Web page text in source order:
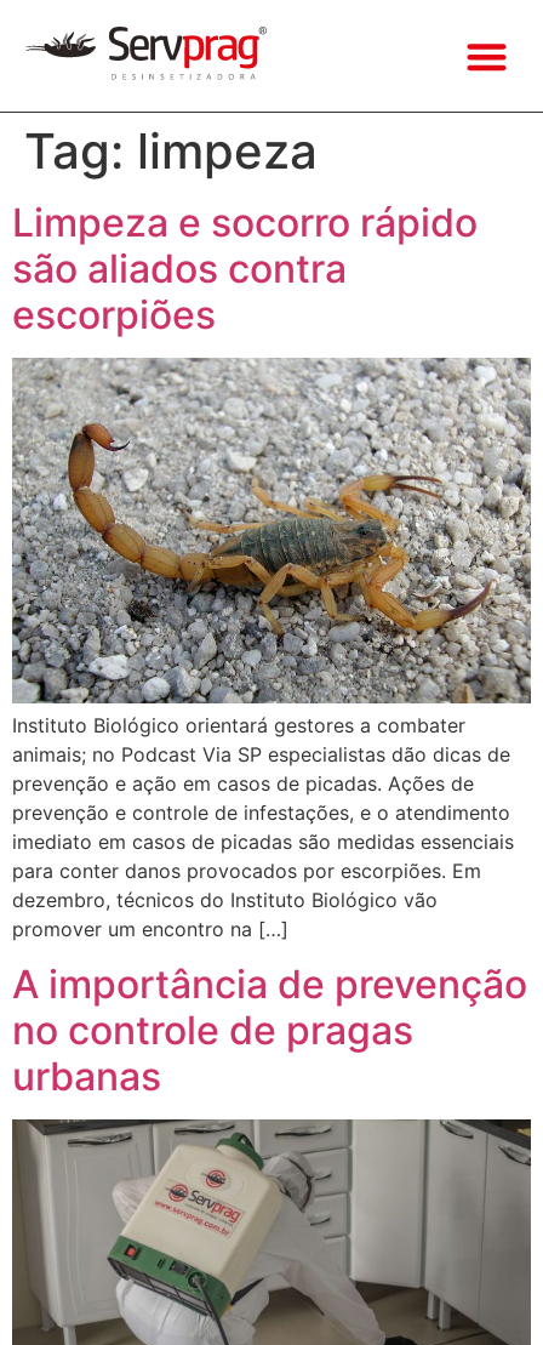
Tag: limpeza
Limpeza e socorro rápido
são aliados contra
escorpiões
Instituto Biológico orientará gestores a combater
animais; no Podcast Via SP especialistas dão dicas de
prevenção e ação em casos de picadas. Ações de
prevenção e controle de infestações, e o atendimento
imediato em casos de picadas são medidas essenciais
para conter danos provocados por escorpiões. Em
dezembro, técnicos do Instituto Biológico vão
promover um encontro na […]
A importância de prevenção
no controle de pragas
urbanas